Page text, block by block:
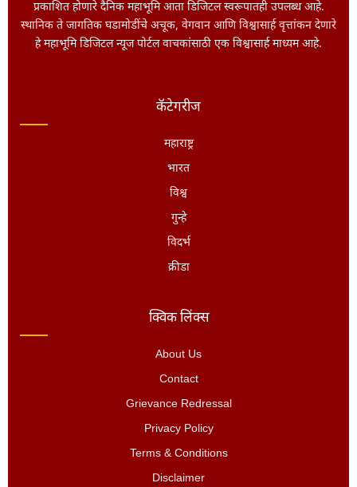
प्रकाशित होणारे दैनिक महाभूमि आता डिजिटल स्वरूपातही उपलब्ध आहे.
स्थानिक ते जागतिक घडामोडींचे अचूक, वेगवान आणि विश्वासार्ह वृत्तांकन देणारे
हे महाभूमि डिजिटल न्यूज पोर्टल वाचकांसाठी एक विश्वासार्ह माध्यम आहे.
कॅटेगरीज
महाराष्ट्र
भारत
विश्व
गुन्हे
विदर्भ
क्रीडा
क्विक लिंक्स
About Us
Contact
Grievance Redressal
Privacy Policy
Terms & Conditions
Disclaimer